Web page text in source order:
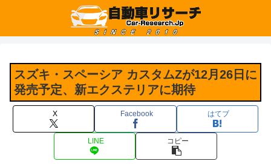
スズキ・スペーシア カスタムZが12月26日に
発売予定、新エクステリアに期待
X Facebook はてブ
LINE コピー